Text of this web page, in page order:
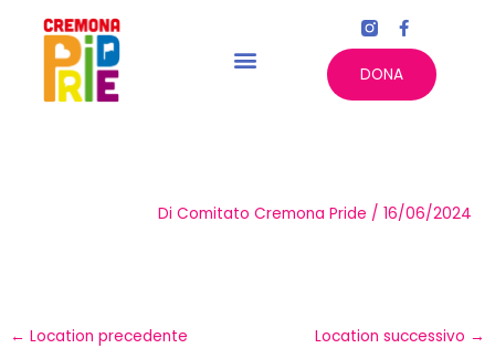
contenuto
F
a
c
e
b
o
DONA
Di Comitato Cremona Pride / 16/06/2024
← Location precedente Location successivo →